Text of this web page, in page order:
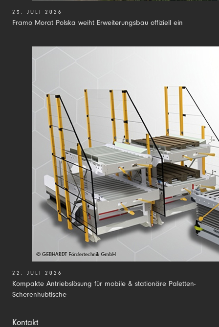
Framo Morat Polska weiht Erweiterungsbau offiziell ein
23. JULI 2026
Kompakte Antriebslösung für mobile & stationäre Paletten-
Scherenhubtische
22. JULI 2026
Kontakt